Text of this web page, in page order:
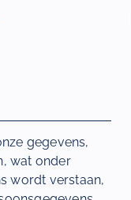
gegevens,
wat onder
wordt verstaan,